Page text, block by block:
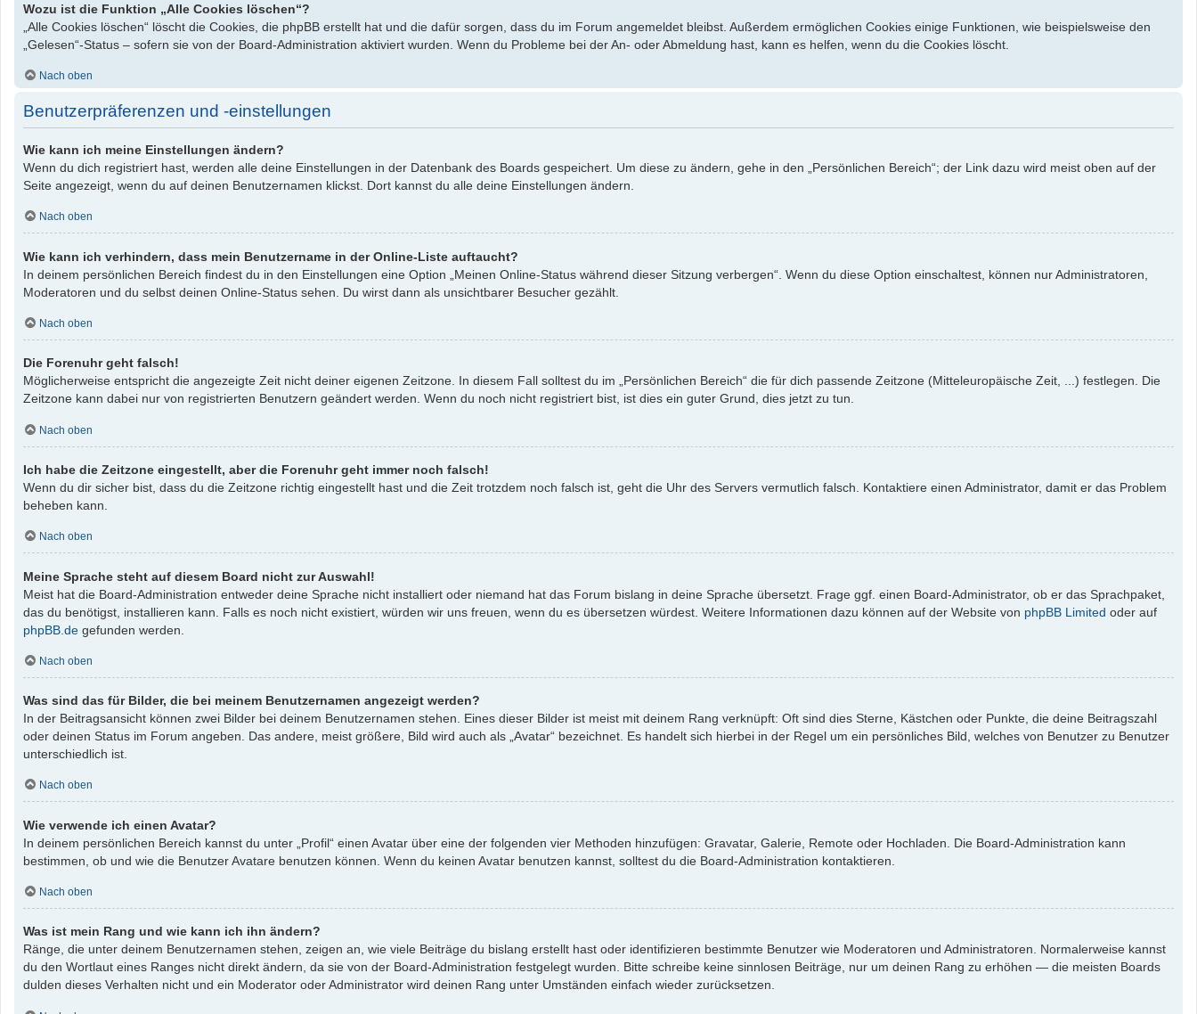
Wozu ist die Funktion „Alle Cookies löschen“?
„Alle Cookies löschen“ löscht die Cookies, die phpBB erstellt hat und die dafür sorgen, dass du im Forum angemeldet bleibst. Außerdem ermöglichen Cookies einige Funktionen, wie beispielsweise den
„Gelesen“-Status – sofern sie von der Board-Administration aktiviert wurden. Wenn du Probleme bei der An- oder Abmeldung hast, kann es helfen, wenn du die Cookies löscht.
Nach oben
Benutzerpräferenzen und -einstellungen
Wie kann ich meine Einstellungen ändern?
Wenn du dich registriert hast, werden alle deine Einstellungen in der Datenbank des Boards gespeichert. Um diese zu ändern, gehe in den „Persönlichen Bereich“; der Link dazu wird meist oben auf der
Seite angezeigt, wenn du auf deinen Benutzernamen klickst. Dort kannst du alle deine Einstellungen ändern.
Nach oben
Wie kann ich verhindern, dass mein Benutzername in der Online-Liste auftaucht?
In deinem persönlichen Bereich findest du in den Einstellungen eine Option „Meinen Online-Status während dieser Sitzung verbergen“. Wenn du diese Option einschaltest, können nur Administratoren,
Moderatoren und du selbst deinen Online-Status sehen. Du wirst dann als unsichtbarer Besucher gezählt.
Nach oben
Die Forenuhr geht falsch!
Möglicherweise entspricht die angezeigte Zeit nicht deiner eigenen Zeitzone. In diesem Fall solltest du im „Persönlichen Bereich“ die für dich passende Zeitzone (Mitteleuropäische Zeit, ...) festlegen. Die
Zeitzone kann dabei nur von registrierten Benutzern geändert werden. Wenn du noch nicht registriert bist, ist dies ein guter Grund, dies jetzt zu tun.
Nach oben
Ich habe die Zeitzone eingestellt, aber die Forenuhr geht immer noch falsch!
Wenn du dir sicher bist, dass du die Zeitzone richtig eingestellt hast und die Zeit trotzdem noch falsch ist, geht die Uhr des Servers vermutlich falsch. Kontaktiere einen Administrator, damit er das Problem
beheben kann.
Nach oben
Meine Sprache steht auf diesem Board nicht zur Auswahl!
Meist hat die Board-Administration entweder deine Sprache nicht installiert oder niemand hat das Forum bislang in deine Sprache übersetzt. Frage ggf. einen Board-Administrator, ob er das Sprachpaket,
das du benötigst, installieren kann. Falls es noch nicht existiert, würden wir uns freuen, wenn du es übersetzen würdest. Weitere Informationen dazu können auf der Website von phpBB Limited oder auf
phpBB.de gefunden werden.
Nach oben
Was sind das für Bilder, die bei meinem Benutzernamen angezeigt werden?
In der Beitragsansicht können zwei Bilder bei deinem Benutzernamen stehen. Eines dieser Bilder ist meist mit deinem Rang verknüpft: Oft sind dies Sterne, Kästchen oder Punkte, die deine Beitragszahl
oder deinen Status im Forum angeben. Das andere, meist größere, Bild wird auch als „Avatar“ bezeichnet. Es handelt sich hierbei in der Regel um ein persönliches Bild, welches von Benutzer zu Benutzer
unterschiedlich ist.
Nach oben
Wie verwende ich einen Avatar?
In deinem persönlichen Bereich kannst du unter „Profil“ einen Avatar über eine der folgenden vier Methoden hinzufügen: Gravatar, Galerie, Remote oder Hochladen. Die Board-Administration kann
bestimmen, ob und wie die Benutzer Avatare benutzen können. Wenn du keinen Avatar benutzen kannst, solltest du die Board-Administration kontaktieren.
Nach oben
Was ist mein Rang und wie kann ich ihn ändern?
Ränge, die unter deinem Benutzernamen stehen, zeigen an, wie viele Beiträge du bislang erstellt hast oder identifizieren bestimmte Benutzer wie Moderatoren und Administratoren. Normalerweise kannst
du den Wortlaut eines Ranges nicht direkt ändern, da sie von der Board-Administration festgelegt wurden. Bitte schreibe keine sinnlosen Beiträge, nur um deinen Rang zu erhöhen — die meisten Boards
dulden dieses Verhalten nicht und ein Moderator oder Administrator wird deinen Rang unter Umständen einfach wieder zurücksetzen.